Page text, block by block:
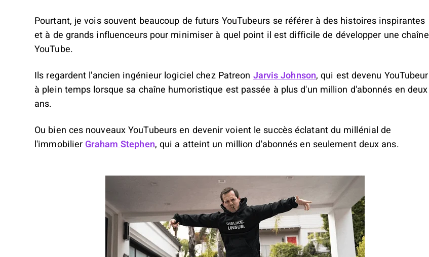
Pourtant, je vois souvent beaucoup de futurs YouTubeurs se référer à des histoires inspirantes
et à de grands influenceurs pour minimiser à quel point il est difficile de développer une chaîne
YouTube.
Ils regardent l'ancien ingénieur logiciel chez Patreon Jarvis Johnson, qui est devenu YouTubeur
à plein temps lorsque sa chaîne humoristique est passée à plus d'un million d'abonnés en deux
ans.
Ou bien ces nouveaux YouTubeurs en devenir voient le succès éclatant du millénial de
l'immobilier Graham Stephen, qui a atteint un million d'abonnés en seulement deux ans.